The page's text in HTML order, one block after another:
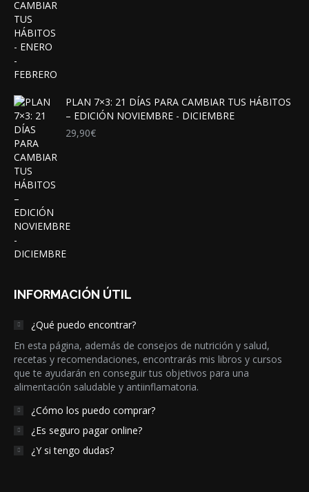
PLAN 7×3: 21 DÍAS PARA CAMBIAR TUS HÁBITOS
– EDICIÓN NOVIEMBRE - DICIEMBRE
29,90€
INFORMACIÓN ÚTIL
¿Qué puedo encontrar?
En esta página, además de consejos de nutrición y salud,
recetas y recomendaciones, encontrarás mis libros y cursos
que te ayudarán en conseguir tus objetivos para una
alimentación saludable y antiinflamatoria.
¿Cómo los puedo comprar?
¿Es seguro pagar online?
¿Y si tengo dudas?